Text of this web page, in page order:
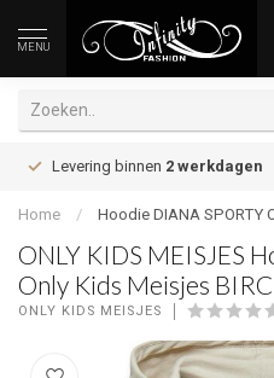
MENU
Levering binnen 2 werkdagen
Home / Hoodie DIANA SPORTY
ONLY KIDS MEISJES
Only Kids Meisjes
ONLY KIDS MEISJES